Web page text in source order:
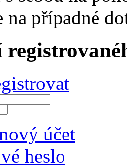
případné
účet
heslo